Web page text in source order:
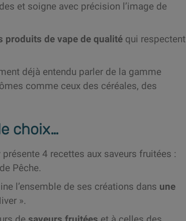
et soigne avec précision l’image de
produits de vape de qualité qui respectent
déjà entendu parler de la gamme
comme ceux des céréales, des
choix…
4 recettes aux saveurs fruitées :
Pêche.
l’ensemble de ses créations dans une
».